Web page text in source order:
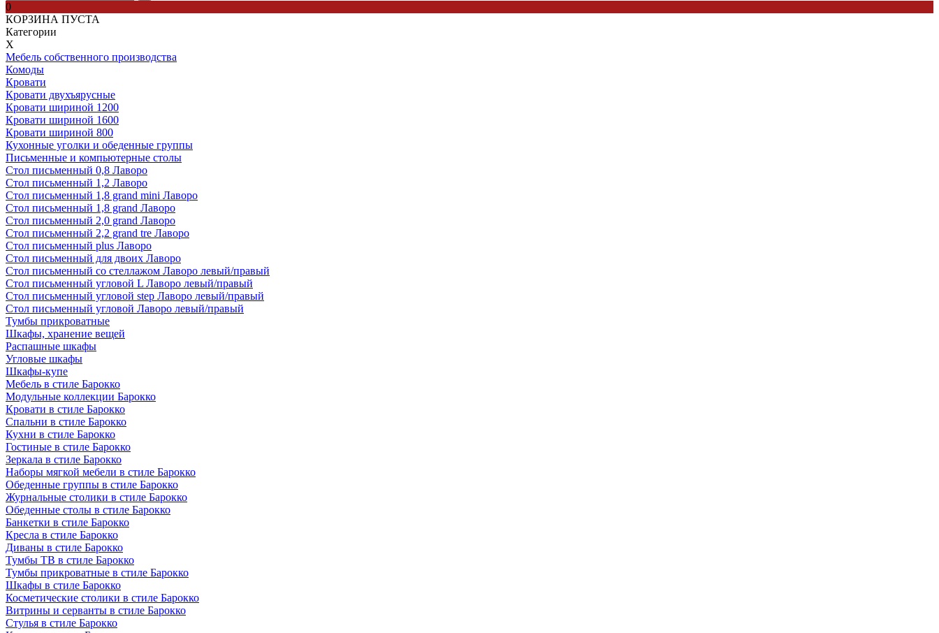
0
КОРЗИНА ПУСТА
Категории
Х
Мебель собственного производства
Комоды
Кровати
Кровати двухъярусные
Кровати шириной 1200
Кровати шириной 1600
Кровати шириной 800
Кухонные уголки и обеденные группы
Письменные и компьютерные столы
Стол письменный 0,8 Лаворо
Стол письменный 1,2 Лаворо
Стол письменный 1,8 grand mini Лаворо
Стол письменный 1,8 grand Лаворо
Стол письменный 2,0 grand Лаворо
Стол письменный 2,2 grand tre Лаворо
Стол письменный plus Лаворо
Стол письменный для двоих Лаворо
Стол письменный со стеллажом Лаворо левый/правый
Стол письменный угловой L Лаворо левый/правый
Стол письменный угловой step Лаворо левый/правый
Стол письменный угловой Лаворо левый/правый
Тумбы прикроватные
Шкафы, хранение вещей
Распашные шкафы
Угловые шкафы
Шкафы-купе
Мебель в стиле Барокко
Модульные коллекции Барокко
Кровати в стиле Барокко
Спальни в стиле Барокко
Кухни в стиле Барокко
Гостиные в стиле Барокко
Зеркала в стиле Барокко
Наборы мягкой мебели в стиле Барокко
Обеденные группы в стиле Барокко
Журнальные столики в стиле Барокко
Обеденные столы в стиле Барокко
Банкетки в стиле Барокко
Кресла в стиле Барокко
Диваны в стиле Барокко
Тумбы ТВ в стиле Барокко
Тумбы прикроватные в стиле Барокко
Шкафы в стиле Барокко
Косметические столики в стиле Барокко
Витрины и серванты в стиле Барокко
Стулья в стиле Барокко